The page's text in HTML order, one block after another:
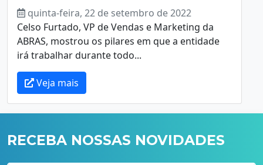
quinta-feira, 22 de setembro de 2022
Celso Furtado, VP de Vendas e Marketing da
ABRAS, mostrou os pilares em que a entidade
irá trabalhar durante todo...
Veja mais
RECEBA NOSSAS NOVIDADES